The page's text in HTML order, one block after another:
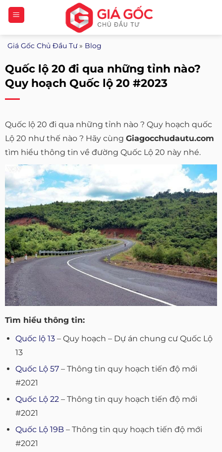
Bỏ
qua
nội
dung
Giá Gốc Chủ Đầu Tư» Blog
Quốc lộ 20 đi qua những tỉnh nào?
Quy hoạch Quốc lộ 20 #2023
Quốc lộ 20 đi qua những tỉnh nào ? Quy hoạch quốc
Lộ 20 như thế nào ? Hãy cùng Giagocchudautu.com
tìm hiểu thông tin về đường Quốc Lộ 20 này nhé.
Tìm hiểu thông tin:
Quốc lộ 13– Quy hoạch – Dự án chung cư Quốc Lộ
13
Quốc Lộ 57– Thông tin quy hoạch tiến độ mới
#2021
Quốc Lộ 22– Thông tin quy hoạch tiến độ mới
#2021
Quốc Lộ 19B– Thông tin quy hoạch tiến độ mới
#2021